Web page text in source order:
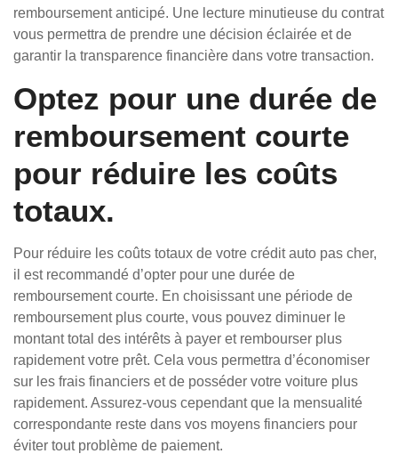
remboursement anticipé. Une lecture minutieuse du contrat
vous permettra de prendre une décision éclairée et de
garantir la transparence financière dans votre transaction.
Optez pour une durée de
remboursement courte
pour réduire les coûts
totaux.
Pour réduire les coûts totaux de votre crédit auto pas cher,
il est recommandé d’opter pour une durée de
remboursement courte. En choisissant une période de
remboursement plus courte, vous pouvez diminuer le
montant total des intérêts à payer et rembourser plus
rapidement votre prêt. Cela vous permettra d’économiser
sur les frais financiers et de posséder votre voiture plus
rapidement. Assurez-vous cependant que la mensualité
correspondante reste dans vos moyens financiers pour
éviter tout problème de paiement.